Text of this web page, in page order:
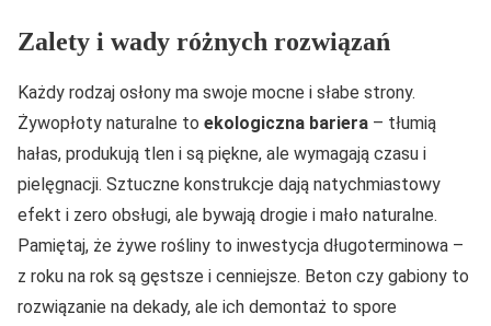
Zalety i wady różnych rozwiązań
Każdy rodzaj osłony ma swoje mocne i słabe strony.
Żywopłoty naturalne to ekologiczna bariera – tłumią
hałas, produkują tlen i są piękne, ale wymagają czasu i
pielęgnacji. Sztuczne konstrukcje dają natychmiastowy
efekt i zero obsługi, ale bywają drogie i mało naturalne.
Pamiętaj, że żywe rośliny to inwestycja długoterminowa –
z roku na rok są gęstsze i cenniejsze. Beton czy gabiony to
rozwiązanie na dekady, ale ich demontaż to spore